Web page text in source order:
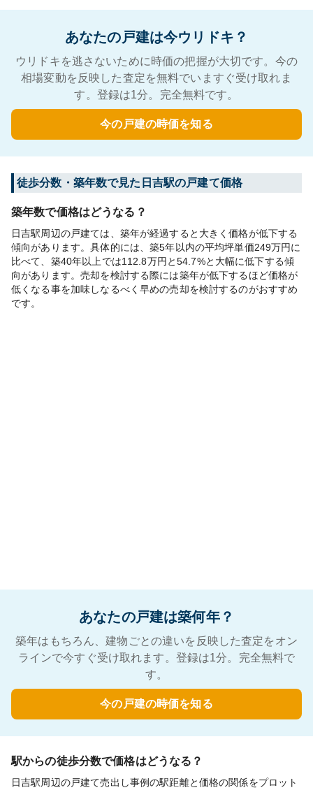
あなたの戸建は今ウリドキ？
ウリドキを逃さないために時価の把握が大切です。今の
相場変動を反映した査定を無料でいますぐ受け取れま
す。登録は1分。完全無料です。
今の戸建の時価を知る
徒歩分数・築年数で見た日吉駅の戸建て価格
築年数で価格はどうなる？
日吉駅周辺の戸建ては、築年が経過すると大きく価格が低下する
傾向があります。具体的には、築5年以内の平均坪単価249万円に
比べて、築40年以上では112.8万円と54.7%と大幅に低下する傾
向があります。売却を検討する際には築年が低下するほど価格が
低くなる事を加味しなるべく早めの売却を検討するのがおすすめ
です。
あなたの戸建は築何年？
築年はもちろん、建物ごとの違いを反映した査定をオン
ラインで今すぐ受け取れます。登録は1分。完全無料で
す。
今の戸建の時価を知る
駅からの徒歩分数で価格はどうなる？
日吉駅周辺の戸建て売出し事例の駅距離と価格の関係をプロット